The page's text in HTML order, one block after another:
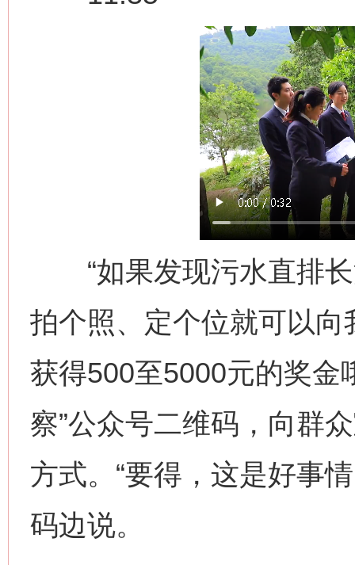
“如果发现污水直排长
拍个照、定个位就可以
获得500至5000元的奖金
察”公众号二维码，向群
方式。“要得，这是好事
码边说。